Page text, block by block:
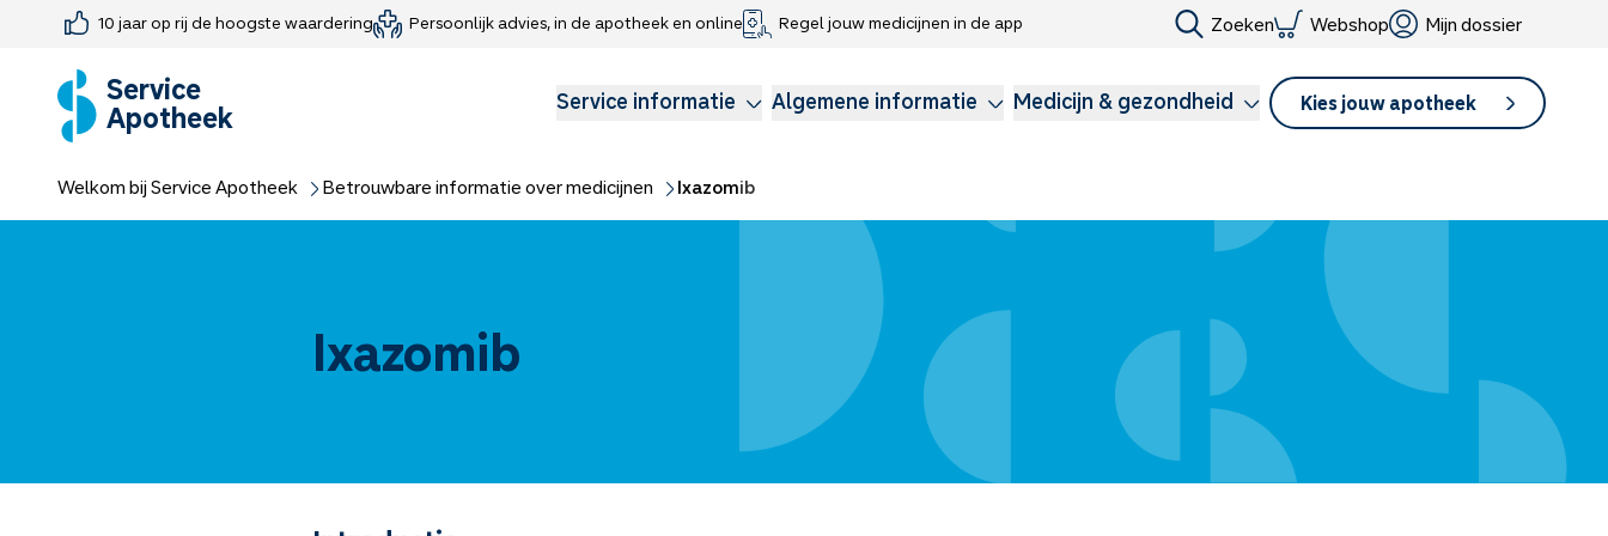
10 jaar op rij de hoogste waardering Persoonlijk advies, in de apotheek en online Regel jouw medicijnen in de app Zoeken Webshop Mijn dossier
Service
Apotheek Service informatie Algemene informatie Medicijn & gezondheid Kies jouw apotheek
Farmaceutisch consult
Medicijn-APK
Webshop
Jouw medische gegevens delen
Klachtenregeling
Medicijnen voor kinderen
Longzorg
Welkom bij Service Apotheek Betrouwbare informatie over medicijnen Ixazomib
Ixazomib